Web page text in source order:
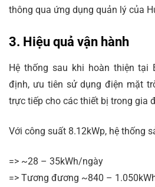
thông qua ứng dụng quản lý của
3. Hiệu quả vận hành
Hệ thống sau khi hoàn thiện tại
định, ưu tiên sử dụng điện mặt
trực tiếp cho các thiết bị trong gia
Với công suất 8.12kWp, hệ thống
=> ~28 – 35kWh/ngày
=> Tương đương ~840 –